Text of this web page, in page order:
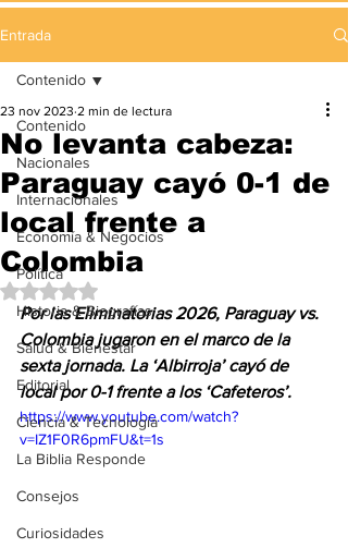
Entrada
Contenido
Nacionales
Internacionales
Economía & Negocios
Política
Historia & Biografías
Salud & Bienestar
Editorial
Ciencia & Tecnología
La Biblia Responde
Consejos
Curiosidades
Contenido
No levanta cabeza:
Paraguay cayó 0-1 de
local frente a
Colombia
23 nov 2023 2 min de lectura
Obtuvo NaN de 5 estrellas.
Por las Eliminatorias 2026, Paraguay vs.
Colombia jugaron en el marco de la
sexta jornada. La ‘Albirroja’ cayó de
local por 0-1 frente a los ‘Cafeteros’.
https://www.youtube.com/watch?
v=IZ1F0R6pmFU&t=1s